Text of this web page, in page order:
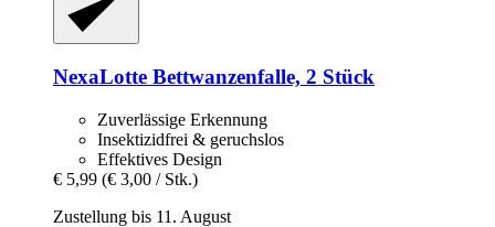
NexaLotte Bettwanzenfalle, 2 Stück
Zuverlässige Erkennung
Insektizidfrei & geruchslos
Effektives Design
€ 5,99 (€ 3,00 / Stk.)
Zustellung bis 11. August